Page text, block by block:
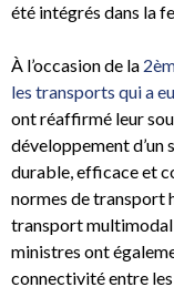
été intégrés dans la
À l’occasion de la
les transports qui a
ont réaffirmé leur
développement d’un
durable, efficace et
normes de transport
transport multimodal
ministres ont
connectivité entre